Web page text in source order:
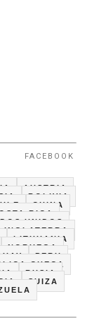
FACEBOOK
AUSTRIA
BOLIVIA
CHINA
RICA
UNIDOS
INGLATERRA
LITHUANIA
NORUEGA
PERU
CHECA
RUSIA
SUIZA